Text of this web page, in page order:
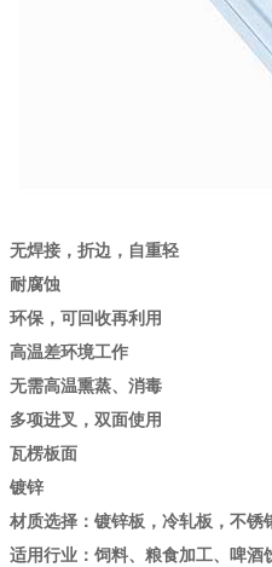
无焊接，折边，自重轻
耐腐蚀
环保，可回收再利用
高温差环境工作
无需高温熏蒸、消毒
多项进叉，双面使用
瓦楞板面
镀锌
材质选择：镀锌板，冷轧板，不锈
适用行业：饲料、粮食加工、啤